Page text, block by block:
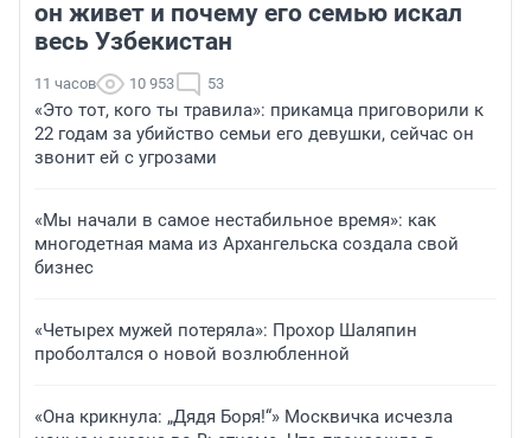
он живет и почему его семью искал
весь Узбекистан
11 часов 10 953 53
«Это тот, кого ты травила»: прикамца приговорили к
22 годам за убийство семьи его девушки, сейчас он
звонит ей с угрозами
«Мы начали в самое нестабильное время»: как
многодетная мама из Архангельска создала свой
бизнес
«Четырех мужей потеряла»: Прохор Шаляпин
проболтался о новой возлюбленной
«Она крикнула: „Дядя Боря!“» Москвичка исчезла